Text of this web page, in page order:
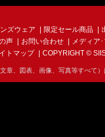
ズウェア 限定セール商品
声 お問い合わせ
メディア
トマップ COPYRIGHT ©
章、図表、画像、写真等すべて